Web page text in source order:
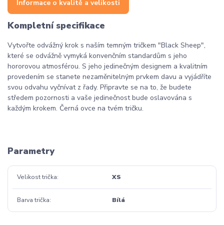
Informace o kvalitě a velikosti
Kompletní specifikace
Vytvořte odvážný krok s naším temným tričkem "Black Sheep",
které se odvážně vymyká konvenčním standardům s jeho
hororovou atmosférou. S jeho jedinečným designem a kvalitním
provedením se stanete nezaměnitelným prvkem davu a vyjádříte
svou odvahu vyčnívat z řady. Připravte se na to, že budete
středem pozornosti a vaše jedinečnost bude oslavována s
každým krokem. Černá ovce na tvém tričku.
Parametry
Velikost trička XS
Barva trička Bílá